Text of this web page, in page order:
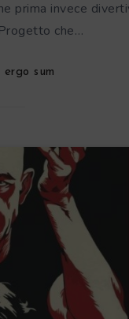
prima invece
che…
ergo sum